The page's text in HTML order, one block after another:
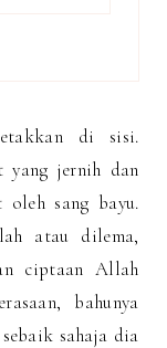
di sisi.
yang jernih dan
oleh sang bayu.
atau dilema,
ciptaan Allah
bahunya
sahaja dia